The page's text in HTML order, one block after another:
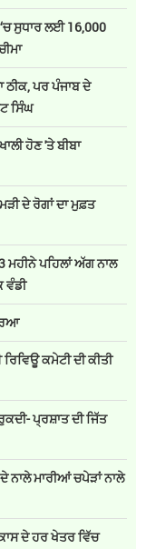
ਸੁਧਾਰ ਲਈ 16,000
ਠੀਕ, ਪਰ ਪੰਜਾਬ ਦੇ
ਸਿੰਘ
ਹੋਣ 'ਤੇ ਬੀਬਾ
ਦੇ ਰੋਗਾਂ ਦਾ ਮੁਫ਼ਤ
ਮਹੀਨੇ ਪਹਿਲਾਂ ਅੱਗ ਨਾਲ
ਕਮੇਟੀ ਦੀ ਕੀਤੀ
ਪ੍ਰਸ਼ਾਤ ਦੀ ਜਿੱਤ
ਨਾਲੇ ਮਾਰੀਆਂ ਚਪੇੜਾਂ ਨਾਲੇ
ਦੇ ਹਰ ਖੇਤਰ ਵਿੱਚ